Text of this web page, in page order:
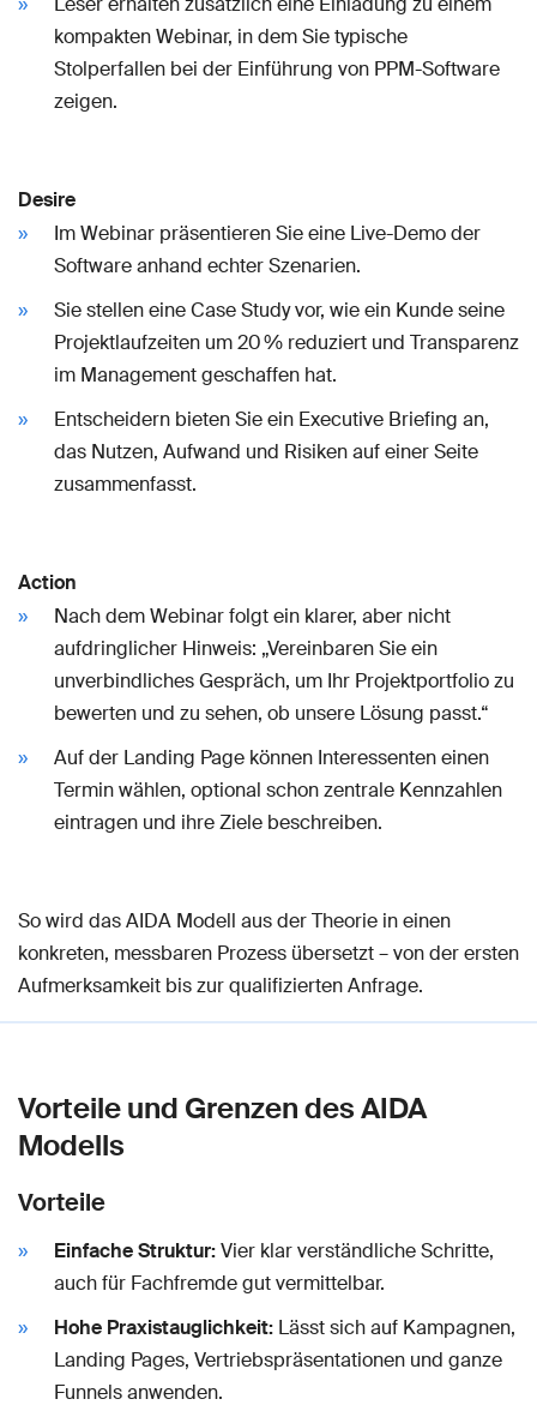
kompakten Webinar, in dem Sie typische
Stolperfallen bei der Einführung von PPM-Software
zeigen.
Desire
Im Webinar präsentieren Sie eine Live-Demo der
Software anhand echter Szenarien.
Sie stellen eine Case Study vor, wie ein Kunde seine
Projektlaufzeiten um 20 % reduziert und Transparenz
im Management geschaffen hat.
Entscheidern bieten Sie ein Executive Briefing an,
das Nutzen, Aufwand und Risiken auf einer Seite
zusammenfasst.
Action
Nach dem Webinar folgt ein klarer, aber nicht
aufdringlicher Hinweis: „Vereinbaren Sie ein
unverbindliches Gespräch, um Ihr Projektportfolio zu
bewerten und zu sehen, ob unsere Lösung passt.“
Auf der Landing Page können Interessenten einen
Termin wählen, optional schon zentrale Kennzahlen
eintragen und ihre Ziele beschreiben.
So wird das AIDA Modell aus der Theorie in einen
konkreten, messbaren Prozess übersetzt – von der ersten
Aufmerksamkeit bis zur qualifizierten Anfrage.
Vorteile und Grenzen des AIDA
Modells
Vorteile
Einfache Struktur:Vier klar verständliche Schritte,
auch für Fachfremde gut vermittelbar.
Hohe Praxistauglichkeit: Lässt sich auf Kampagnen,
Landing Pages, Vertriebspräsentationen und ganze
Funnels anwenden.